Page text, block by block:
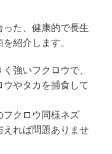
た、健康的で長生
紹介します。
強いフクロウで、
やタカを捕食して
フクロウ同様ネズ
えれば問題ありませ